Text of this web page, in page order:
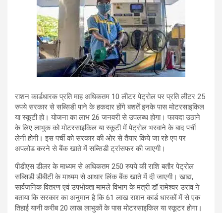
राशन कार्डधारक प्रति माह अधिकतम 10 लीटर पेट्रोल पर प्रति लीटर 25
रुपये सरकार से सब्सिडी पाने के हकदार होंगे बशर्तें इनके पास मोटरसाइकिल
या स्कूटी हो। योजना का लाभ 26 जनवरी से उपलब्ध होगा। फायदा उठाने
के लिए लाभुक को मोटरसाइकिल या स्कूटी में पेट्रोल भरवाने के बाद पर्ची
लेनी होगी। इस पर्ची को सरकार की ओर से तैयार किये जा रहे एप पर
अपलोड करने से बैंक खाते में सब्सिडी ट्रांसफर की जाएगी।
पीडीएस डीलर के माध्यम से अधिकतम 250 रुपये की राशि बतौर पेट्रोल
सब्सिडी डीबीटी के माध्यम से आधार लिंक बैंक खाते में दी जाएगी। खाद्य,
सार्वजनिक वितरण एवं उपभोक्ता मामले विभाग के मंत्री डॉ रामेश्वर उरांव ने
बताया कि सरकार का अनुमान है कि 61 लाख राशन कार्ड धारकों में से एक
तिहाई यानी करीब 20 लाख लाभुकों के पास मोटरसाइकिल या स्कूटर होगा।